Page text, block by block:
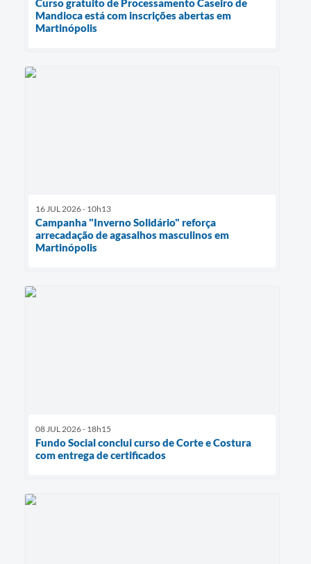
Curso gratuito de Processamento Caseiro de
Mandioca está com inscrições abertas em
Martinópolis
16 JUL 2026 - 10h13
Campanha "Inverno Solidário" reforça
arrecadação de agasalhos masculinos em
Martinópolis
08 JUL 2026 - 18h15
Fundo Social conclui curso de Corte e Costura
com entrega de certificados